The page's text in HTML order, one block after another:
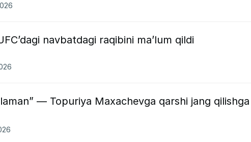
navbatdagi raqibini ma’lum qildi
— Topuriya Maxachevga qarshi jang qilishga